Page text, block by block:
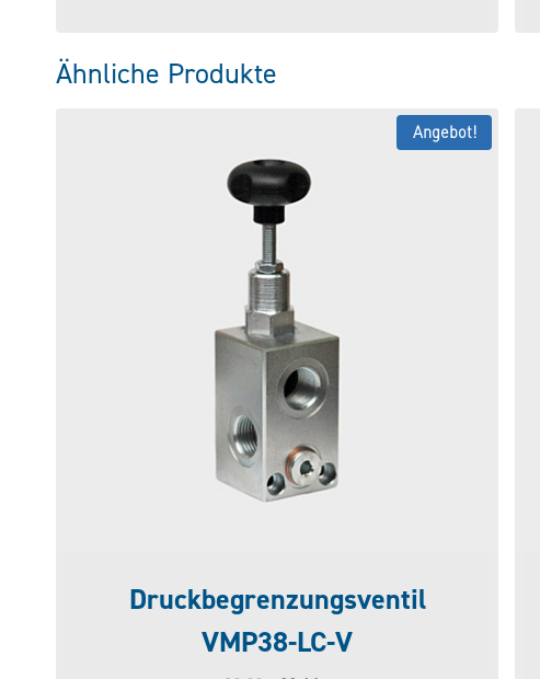
Ähnliche Produkte
Angebot!
Druckbegrenzungsventil
VMP38-LC-V